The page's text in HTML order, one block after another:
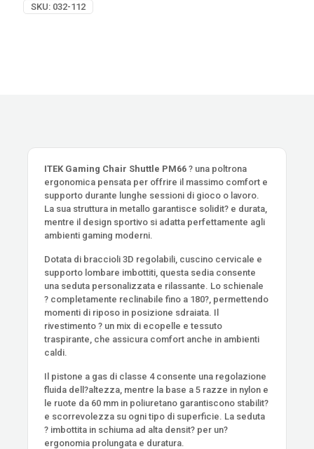
SKU: 032-112
ITEK Gaming Chair Shuttle PM66 ? una poltrona
ergonomica pensata per offrire il massimo comfort e
supporto durante lunghe sessioni di gioco o lavoro.
La sua struttura in metallo garantisce solidit? e durata,
mentre il design sportivo si adatta perfettamente agli
ambienti gaming moderni.
Dotata di braccioli 3D regolabili, cuscino cervicale e
supporto lombare imbottiti, questa sedia consente
una seduta personalizzata e rilassante. Lo schienale
? completamente reclinabile fino a 180?, permettendo
momenti di riposo in posizione sdraiata. Il
rivestimento ? un mix di ecopelle e tessuto
traspirante, che assicura comfort anche in ambienti
caldi.
Il pistone a gas di classe 4 consente una regolazione
fluida dell?altezza, mentre la base a 5 razze in nylon e
le ruote da 60 mm in poliuretano garantiscono stabilit?
e scorrevolezza su ogni tipo di superficie. La seduta
? imbottita in schiuma ad alta densit? per un?
ergonomia prolungata e duratura.